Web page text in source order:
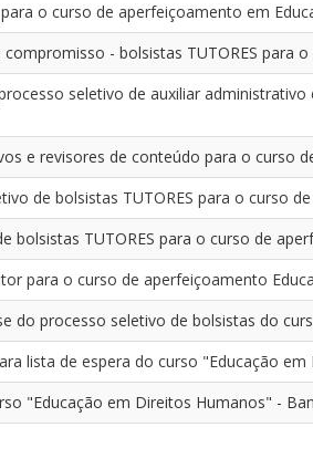
o curso de aperfeiçoamento em
- bolsistas TUTORES para
seletivo de auxiliar
e revisores de conteúdo para o curso
de bolsistas TUTORES para o curso
bolsistas TUTORES para o curso de
para o curso de aperfeiçoamento
do processo seletivo de bolsistas do
lista de espera do curso "Educação
"Educação em Direitos Humanos" -